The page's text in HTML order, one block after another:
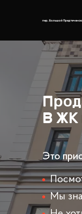
пер. Большой
В ЖК
Это
Мы